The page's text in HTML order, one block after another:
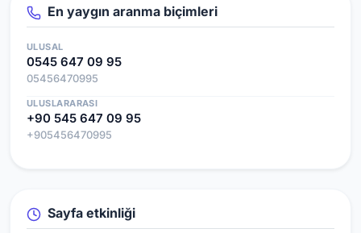
En yaygın aranma biçimleri
ULUSAL
0545 647 09 95
05456470995
ULUSLARARASI
+90 545 647 09 95
+905456470995
Sayfa etkinliği